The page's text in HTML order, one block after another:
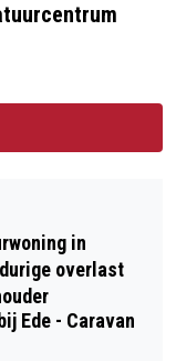
in
overlast
Ede - Caravan